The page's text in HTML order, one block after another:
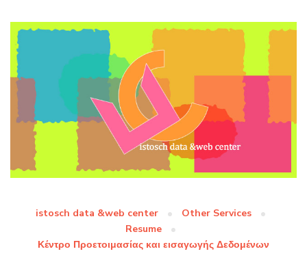
istosch data &web center
Other Services
Resume
Κέντρο Προετοιμασίας και εισαγωγής Δεδομένων